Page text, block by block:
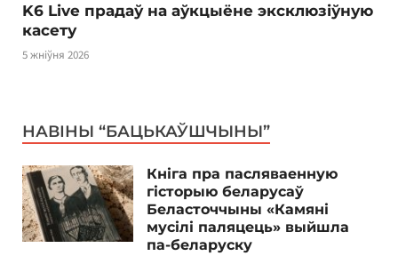
K6 Live прадаў на аўкцыёне эксклюзіўную
касету
5 жніўня 2026
НАВІНЫ “БАЦЬКАЎШЧЫНЫ”
Кніга пра пасляваенную
гісторыю беларусаў
Беласточчыны «Камяні
мусілі паляцець» выйшла
па-беларуску